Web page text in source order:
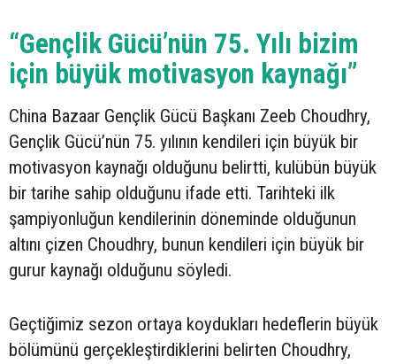
“Gençlik Gücü’nün 75. Yılı bizim
için büyük motivasyon kaynağı”
China Bazaar Gençlik Gücü Başkanı Zeeb Choudhry,
Gençlik Gücü’nün 75. yılının kendileri için büyük bir
motivasyon kaynağı olduğunu belirtti, kulübün büyük
bir tarihe sahip olduğunu ifade etti. Tarihteki ilk
şampiyonluğun kendilerinin döneminde olduğunun
altını çizen Choudhry, bunun kendileri için büyük bir
gurur kaynağı olduğunu söyledi.
Geçtiğimiz sezon ortaya koydukları hedeflerin büyük
bölümünü gerçekleştirdiklerini belirten Choudhry,